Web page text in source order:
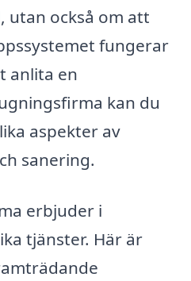
utan också om att
fungerar
anlita en
kan du
aspekter av
sanering.
erbjuder i
tjänster. Här är